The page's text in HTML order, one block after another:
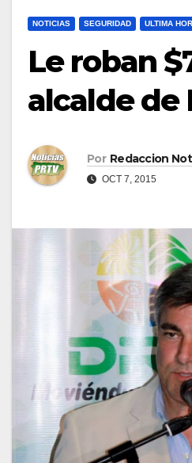
NOTICIAS SEGURIDAD ULTIMA
Le roban
alcalde de
Por Redaccion
OCT 7, 2015